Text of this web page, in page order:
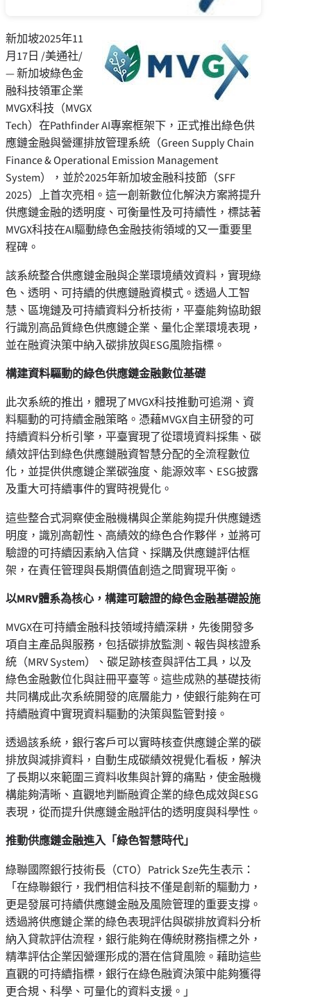
新加坡2025年11
月17日 /美通社/
— 新加坡綠色金
融科技領軍企業
MVGX科技（MVGX
Tech）在Pathfinder AI專案框架下，正式推出綠色供
應鏈金融與營運排放管理系統（Green Supply Chain
Finance & Operational Emission Management
System），並於2025年新加坡金融科技節（SFF
2025）上首次亮相。這一創新數位化解決方案將提升
供應鏈金融的透明度、可衡量性及可持續性，標誌著
MVGX科技在AI驅動綠色金融技術領域的又一重要里
程碑。
該系統整合供應鏈金融與企業環境績效資料，實現綠
色、透明、可持續的供應鏈融資模式。透過人工智
慧、區塊鏈及可持續資料分析技術，平臺能夠協助銀
行識別高品質綠色供應鏈企業、量化企業環境表現，
並在融資決策中納入碳排放與ESG風險指標。
構建資料驅動的綠色供應鏈金融數位基礎
此次系統的推出，體現了MVGX科技推動可追溯、資
料驅動的可持續金融策略。憑藉MVGX自主研發的可
持續資料分析引擎，平臺實現了從環境資料採集、碳
績效評估到綠色供應鏈融資智慧分配的全流程數位
化，並提供供應鏈企業碳強度、能源效率、ESG披露
及重大可持續事件的實時視覺化。
這些整合式洞察使金融機構與企業能夠提升供應鏈透
明度，識別高韌性、高績效的綠色合作夥伴，並將可
驗證的可持續因素納入信貸、採購及供應鏈評估框
架，在責任管理與長期價值創造之間實現平衡。
以MRV體系為核心，構建可驗證的綠色金融基礎設施
MVGX在可持續金融科技領域持續深耕，先後開發多
項自主產品與服務，包括碳排放監測、報告與核證系
統（MRV System）、碳足跡核查與評估工具，以及
綠色金融數位化與註冊平臺等。這些成熟的基礎技術
共同構成此次系統開發的底層能力，使銀行能夠在可
持續融資中實現資料驅動的決策與監管對接。
透過該系統，銀行客戶可以實時核查供應鏈企業的碳
排放與減排資料，自動生成碳績效視覺化看板，解決
了長期以來範圍三資料收集與計算的痛點，使金融機
構能夠清晰、直觀地判斷融資企業的綠色成效與ESG
表現，從而提升供應鏈金融評估的透明度與科學性。
推動供應鏈金融進入「綠色智慧時代」
綠聯國際銀行技術長（CTO）Patrick Sze先生表示：
「在綠聯銀行，我們相信科技不僅是創新的驅動力，
更是發展可持續供應鏈金融及風險管理的重要支撐。
透過將供應鏈企業的綠色表現評估與碳排放資料分析
納入貸款評估流程，銀行能夠在傳統財務指標之外，
精準評估企業因營運形成的潛在信貸風險。藉助這些
直觀的可持續指標，銀行在綠色融資決策中能夠獲得
更合規、科學、可量化的資料支援。」